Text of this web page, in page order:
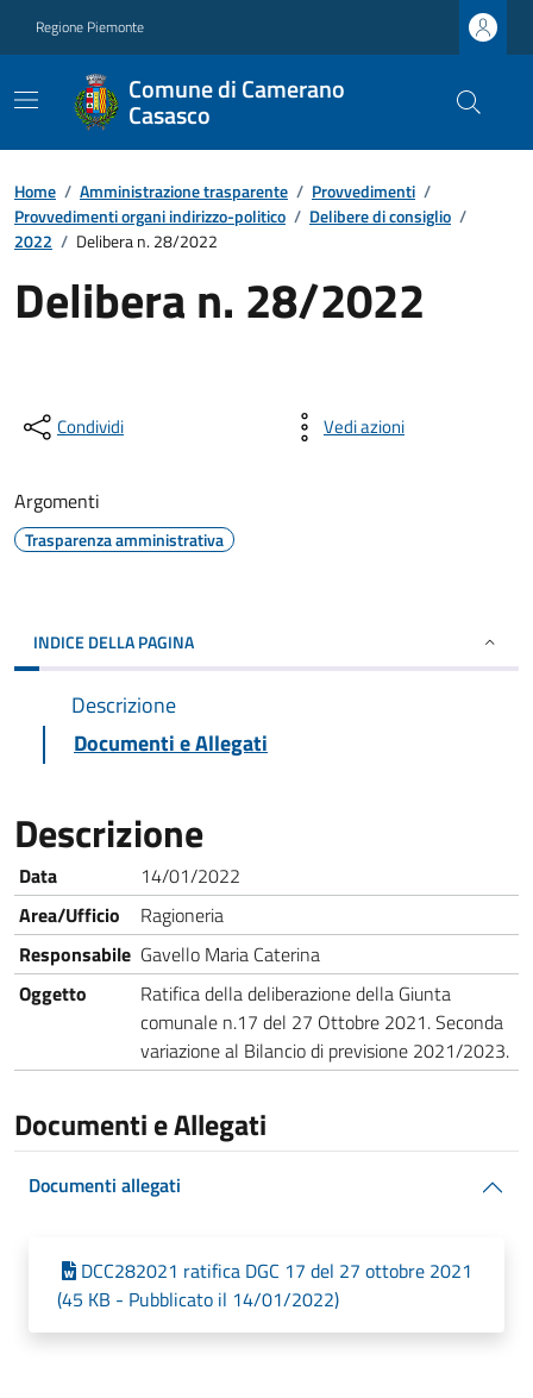
Regione Piemonte
Comune di Camerano
Casasco
Home / Amministrazione trasparente / Provvedimenti /
Provvedimenti organi indirizzo-politico / Delibere di consiglio /
2022 / Delibera n. 28/2022
Delibera n. 28/2022
Condividi Vedi azioni
Argomenti
Trasparenza amministrativa
INDICE DELLA PAGINA
Descrizione
Documenti e Allegati
Descrizione
Data
14/01/2022
Area/Ufficio
Ragioneria
Responsabile Gavello Maria Caterina
Oggetto
Ratifica della deliberazione della Giunta
comunale n.17 del 27 Ottobre 2021. Seconda
variazione al Bilancio di previsione 2021/2023.
Documenti e Allegati
Documenti allegati
DCC282021 ratifica DGC 17 del 27 ottobre 2021
(45 KB - Pubblicato il 14/01/2022)